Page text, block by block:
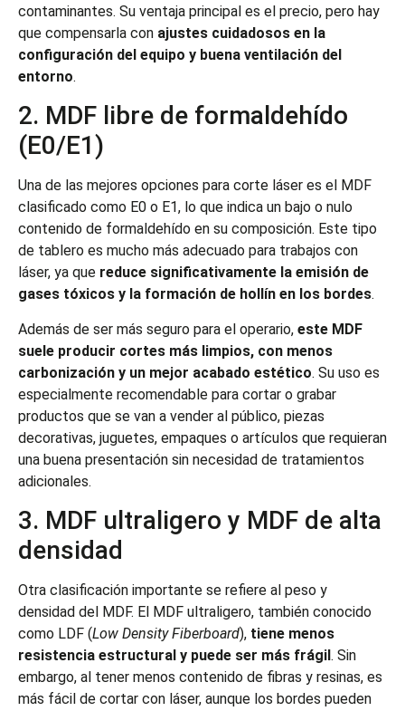
contaminantes. Su ventaja principal es el precio, pero hay
que compensarla con ajustes cuidadosos en la
configuración del equipo y buena ventilación del
entorno.
2. MDF libre de formaldehído
(E0/E1)
Una de las mejores opciones para corte láser es el MDF
clasificado como E0 o E1, lo que indica un bajo o nulo
contenido de formaldehído en su composición. Este tipo
de tablero es mucho más adecuado para trabajos con
láser, ya que reduce significativamente la emisión de
gases tóxicos y la formación de hollín en los bordes.
Además de ser más seguro para el operario, este MDF
suele producir cortes más limpios, con menos
carbonización y un mejor acabado estético. Su uso es
especialmente recomendable para cortar o grabar
productos que se van a vender al público, piezas
decorativas, juguetes, empaques o artículos que requieran
una buena presentación sin necesidad de tratamientos
adicionales.
3. MDF ultraligero y MDF de alta
densidad
Otra clasificación importante se refiere al peso y
densidad del MDF. El MDF ultraligero, también conocido
como LDF (Low Density Fiberboard), tiene menos
resistencia estructural y puede ser más frágil . Sin
embargo, al tener menos contenido de fibras y resinas, es
más fácil de cortar con láser, aunque los bordes pueden